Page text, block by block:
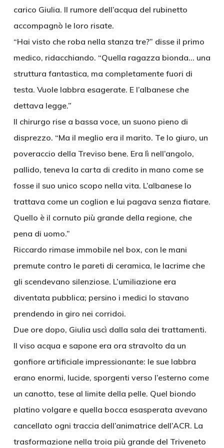
carico Giulia. Il rumore dell’acqua del rubinetto
accompagnò le loro risate.
“Hai visto che roba nella stanza tre?” disse il primo
medico, ridacchiando. “Quella ragazza bionda… una
struttura fantastica, ma completamente fuori di
testa. Vuole labbra esagerate. E l’albanese che
dettava legge.”
Il chirurgo rise a bassa voce, un suono pieno di
disprezzo. “Ma il meglio era il marito. Te lo giuro, un
poveraccio della Treviso bene. Era lì nell’angolo,
pallido, teneva la carta di credito in mano come se
fosse il suo unico scopo nella vita. L’albanese lo
trattava come un coglion e lui pagava senza fiatare.
Quello è il cornuto più grande della regione, che
pena di uomo.”
Riccardo rimase immobile nel box, con le mani
premute contro le pareti di ceramica, le lacrime che
gli scendevano silenziose. L’umiliazione era
diventata pubblica; persino i medici lo stavano
prendendo in giro nei corridoi.
Due ore dopo, Giulia uscì dalla sala dei trattamenti.
Il viso acqua e sapone era ora stravolto da un
gonfiore artificiale impressionante: le sue labbra
erano enormi, lucide, sporgenti verso l’esterno come
un canotto, tese al limite della pelle. Quel biondo
platino volgare e quella bocca esasperata avevano
cancellato ogni traccia dell’animatrice dell’ACR. La
trasformazione nella troia più grande del Triveneto